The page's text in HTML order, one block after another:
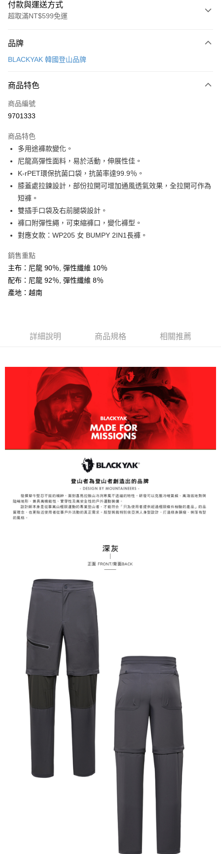
付款與運送方式
超取滿NT$599免運
信用卡一次付款
LINE Pay
Apple Pay
悠遊付
Google Pay
全盈+PAY
AFTEE先享後付
相關說明
【關於「AFTEE先享後付」】
AFTEE先享後付是「在收到商品之後才付款」的支付方式。 讓您購物簡單
便利好安心！
２．便利：只要手機號碼，簡訊認證，即可結帳。
３．安心：先確認商品／服務後，再付款。
【「AFTEE先享後付」結帳流程】
１．於結帳方式選擇「AFTEE先享後付」後，將跳轉至「AFTEE先享後付」
※ 請注意：結帳手續完成當下不需立刻繳費，但若您需要取消訂單，請聯絡
是否繳費成功／繳費後需取消欲退款等相關疑問，請聯繫「AFTEE先享後付
客戶支援中心」https://netprotections.freshdesk.com/support/home
【注意事項】
１．透過由恩沛科技股份有限公司提供之「AFTEE先享後付」服務完成之交
易，需依本服務之必要範圍內提供個人資料，並將交易相關給付款項請求債
權轉讓予恩沛科技股份有限公司。
２．關於個人資料處理事宜，請瀏覽以下網址：
https://aftee.tw/terms/#terms3
３．未成年的使用者請事先徵得法定代理人或監護人之同意方可使用
「AFTEE先享後付」，若未經同意申辦者引起之損失，本公司不負相關責
４．使用「AFTEE先享後付」時，將依據個別帳號之用戶狀況，依本公司即
時審查核予不同之上限額度；若仍有額度不足之情形，本公司將視審查結果
請求用戶進行身份認證。
５．嚴禁一人註冊多個帳號或使用他人資訊註冊。若發現惡意使用之情形，
恩沛科技股份有限公司將有權停止該用戶之使用額度並採取法律行動。
ATM付款
運送方式
全家取貨付款
每筆NT$60，滿NT$599(含以上)免運費
付款後全家取貨
每筆NT$60，滿NT$799(含以上)免運費
7-11取貨付款
每筆NT$60，滿NT$799(含以上)免運費
付款後7-11取貨
每筆NT$60，滿NT$799(含以上)免運費
每筆NT$70，滿NT$799(含以上)免運費
品牌
BLACKYAK 韓國登山品牌
商品特色
商品編號
9701333
商品特色
多用途褲款變化。
尼龍高彈性面料，易於活動，伸展性佳。
K-rPET環保抗菌口袋，抗菌率達99.9％。
膝蓋處拉鍊設計，部份拉開可增加通風透氣效果，全拉開可作為
短褲。
雙插手口袋及右前腿袋設計。
褲口附彈性繩，可束縮褲口，變化褲型。
對應女款：WP205 女 BUMPY 2IN1長褲。
銷售重點
主布：尼龍 90％, 彈性纖維 10％
配布：尼龍 92％, 彈性纖維 8％
產地：越南
詳細說明 商品規格 相關推薦